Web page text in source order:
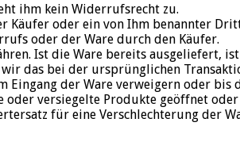
ihm kein Widerrufsrecht zu.
oder ein von Ihm benannter
oder der Ware durch den Käufer.
Ist die Ware bereits ausgeliefert,
das bei der ursprünglichen
Eingang der Ware verweigern oder
oder versiegelte Produkte geöffnet
für eine Verschlechterung der